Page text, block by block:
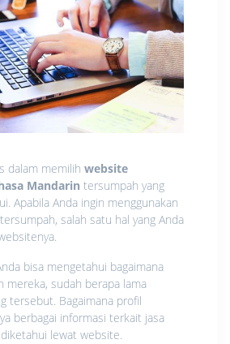
dalam memilih website
Mandarin tersumpah yang
Apabila Anda ingin menggunakan
salah satu hal yang Anda
bisa mengetahui bagaimana
mereka, sudah berapa lama
tersebut. Bagaimana profil
berbagai informasi terkait jasa
lewat website.